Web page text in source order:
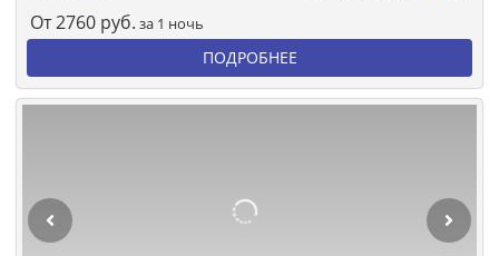
От2760 руб. за 1 ночь
ПОДРОБНЕЕ